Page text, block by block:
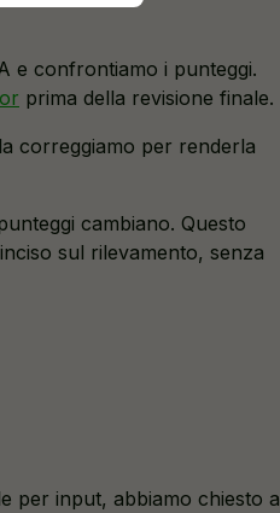
e confrontiamo i punteggi.
prima della revisione finale.
correggiamo per renderla
cambiano. Questo
sul rilevamento, senza
per input, abbiamo chiesto a